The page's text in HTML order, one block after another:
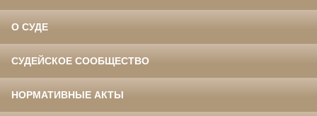
О СУДЕ
СУДЕЙСКОЕ СООБЩЕСТВО
НОРМАТИВНЫЕ АКТЫ